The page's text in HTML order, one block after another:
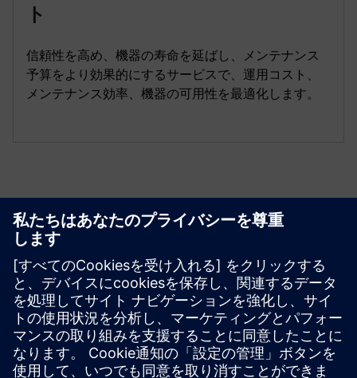
ト
信頼性を高め、機器の寿命を延ばし、メンテナンス
予算をより効果的にするサービスで、運用コスト、
メンテナンス効率、機器の可用性を最適化します。
始めましょう
Contact us